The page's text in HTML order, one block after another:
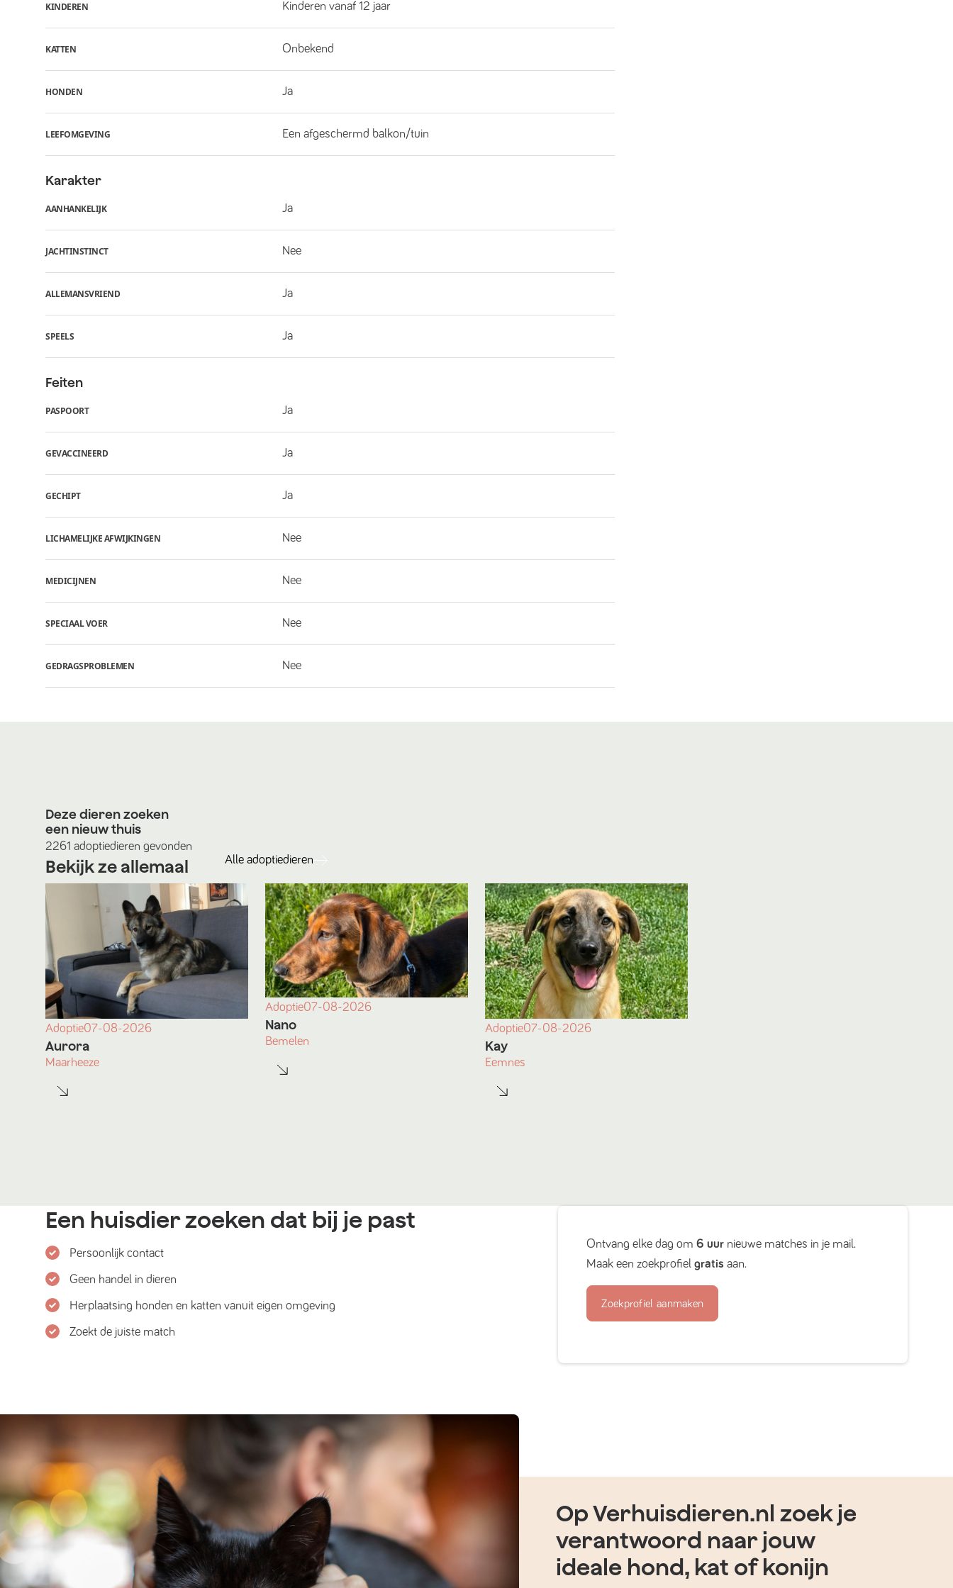
KINDEREN Kinderen vanaf 12 jaar
KATTEN Onbekend
HONDEN Ja
LEEFOMGEVING Een afgeschermd balkon/tuin
Karakter
AANHANKELIJK Ja
JACHTINSTINCT Nee
ALLEMANSVRIEND Ja
SPEELS Ja
Feiten
PASPOORT Ja
GEVACCINEERD Ja
GECHIPT Ja
LICHAMELIJKE AFWIJKINGEN Nee
MEDICIJNEN Nee
SPECIAAL VOER Nee
GEDRAGSPROBLEMEN Nee
Deze dieren zoeken
een nieuw thuis
2261 adoptiedieren gevonden
Bekijk ze allemaal Alle adoptiedieren
Adoptie07-08-2026
Aurora
Maarheeze
Adoptie07-08-2026
Nano
Bemelen
Adoptie07-08-2026
Kay
Eemnes
Een huisdier zoeken dat bij je past
Persoonlijk contact
Geen handel in dieren
Herplaatsing honden en katten vanuit eigen omgeving
Zoekt de juiste match
Ontvang elke dag om6 uur nieuwe matches in je mail.
Maak een zoekprofielgratis aan.
Zoekprofiel aanmaken
Op Verhuisdieren.nl zoek je
verantwoord naar jouw
ideale hond, kat of konijn